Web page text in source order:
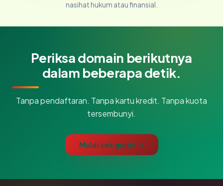
nasihat hukum atau finansial.
Periksa domain berikutnya
dalam beberapa detik.
Tanpa pendaftaran. Tanpa kartu kredit. Tanpa kuota
tersembunyi.
Mulai cek gratis →